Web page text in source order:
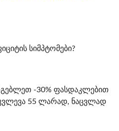
სიმპტომები?
-30% ფასდაკლებით
55 ლარად, ნაცვლად